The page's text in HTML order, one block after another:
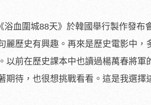
浴血圍城88天》於韓國舉行製作發布
麗歷史有興趣。再來是歷史電影中
以前在歷史課本中也讀過楊萬春將
期待，也很想挑戰看看。這是我選擇